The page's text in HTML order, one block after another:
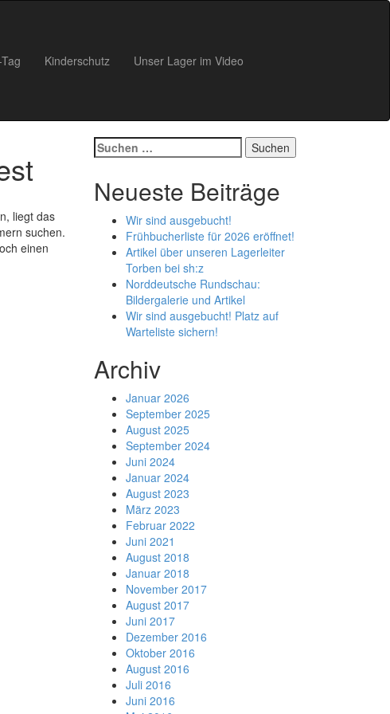
Kinderschutz Unser Lager im Video
liegt das
suchen.
einen
Suchen
nach:
Neueste Beiträge
Wir sind ausgebucht!
Frühbucherliste für 2026 eröffnet!
Artikel über unseren Lagerleiter
Torben bei sh:z
Norddeutsche Rundschau:
Bildergalerie und Artikel
Wir sind ausgebucht! Platz auf
Warteliste sichern!
Archiv
Januar 2026
September 2025
August 2025
September 2024
Juni 2024
Januar 2024
August 2023
März 2023
Februar 2022
Juni 2021
August 2018
Januar 2018
November 2017
August 2017
Juni 2017
Dezember 2016
Oktober 2016
August 2016
Juli 2016
Juni 2016